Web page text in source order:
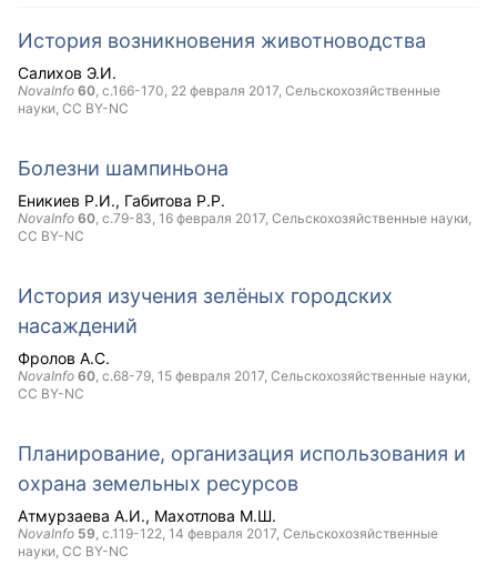
История возникновения животноводства
Салихов Э.И.
NovaInfo 60, с.166-170, 22 февраля 2017, Сельскохозяйственные
науки, CC BY-NC
Болезни шампиньона
Еникиев Р.И. Габитова Р.Р.
NovaInfo 60, с.79-83, 16 февраля 2017, Сельскохозяйственные науки,
CC BY-NC
История изучения зелёных городских
насаждений
Фролов А.С.
NovaInfo 60, с.68-79, 15 февраля 2017, Сельскохозяйственные науки,
CC BY-NC
Планирование, организация использования и
охрана земельных ресурсов
Атмурзаева А.И. Махотлова М.Ш.
NovaInfo 59, с.119-122, 14 февраля 2017, Сельскохозяйственные
науки, CC BY-NC